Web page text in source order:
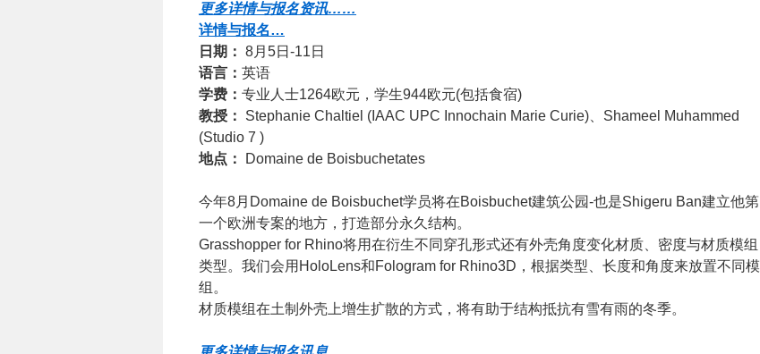
更多详情与报名资讯……
详情与报名…
日期： 8月5日-11日
语言： 英语
学费： 专业人士1264欧元，学生944欧元(包括食宿)
教授：
Stephanie Chaltiel (IAAC UPC Innochain Marie Curie)、Shameel Muhammed
(Studio 7 )
地点：
Domaine de Boisbuchetates
今年8月Domaine de Boisbuchet学员将在Boisbuchet建筑公园-也是Shigeru Ban建立他第
一个欧洲专案的地方，打造部分永久结构。
Grasshopper for Rhino将用在衍生不同穿孔形式还有外壳角度变化材质、密度与材质模组
类型。我们会用HoloLens和Fologram for Rhino3D，根据类型、长度和角度来放置不同模
组。
材质模组在土制外壳上增生扩散的方式，将有助于结构抵抗有雪有雨的冬季。